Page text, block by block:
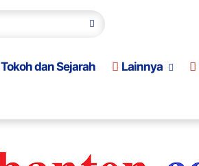
Tokoh dan Sejarah Lainnya